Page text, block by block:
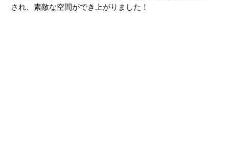
され、素敵な空間ができ上がりました！